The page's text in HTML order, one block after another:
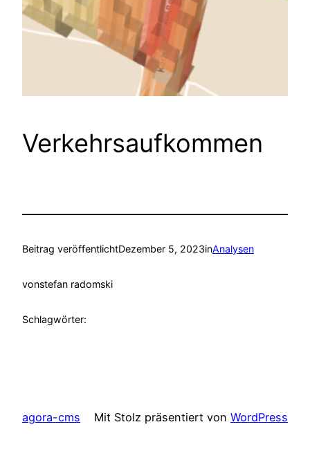
Verkehrsaufkommen
Beitrag veröffentlichtDezember 5, 2023inAnalysen
vonstefan radomski
Schlagwörter:
agora-cms Mit Stolz präsentiert von WordPress